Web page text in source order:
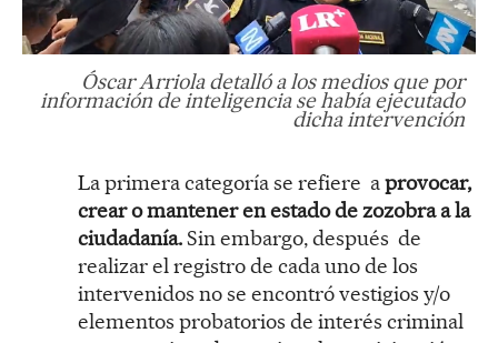
Óscar Arriola detalló a los medios que por
información de inteligencia se había ejecutado
dicha intervención
La primera categoría se refiere aprovocar,
crear o mantener en estado de zozobra a la
ciudadanía.Sin embargo, después de
realizar el registro de cada uno de los
intervenidos no se encontró vestigios y/o
elementos probatorios de interés criminal